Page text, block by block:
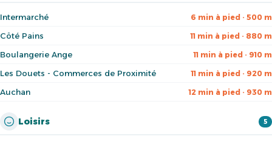
Intermarché 6 min à pied · 500 m
Côté Pains 11 min à pied · 880 m
Boulangerie Ange 11 min à pied · 910 m
Les Douets - Commerces de Proximité 11 min à pied · 920 m
Auchan 12 min à pied · 930 m
Loisirs 5